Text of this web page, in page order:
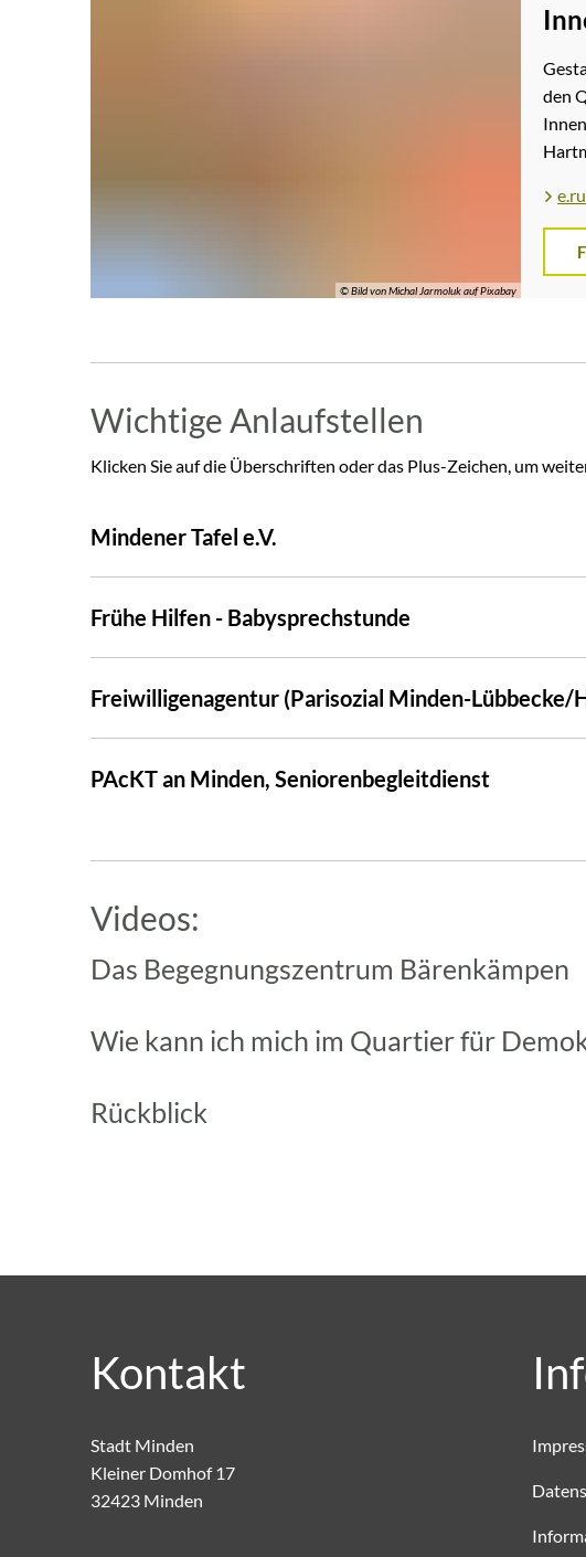
© Bild von Michal Jarmoluk auf Pixabay
den
Wichtige Anlaufstellen
Klicken Sie auf die Überschriften oder das Plus-Zeichen, um
Mindener Tafel e.V.
Frühe Hilfen - Babysprechstunde
Freiwilligenagentur (Parisozial Minden-Lübbecke/
PAcKT an Minden, Seniorenbegleitdienst
Videos:
Das Begegnungszentrum Bärenkämpen
Wie kann ich mich im Quartier für
Rückblick
Kontakt
Stadt Minden
Kleiner Domhof 17
32423 Minden